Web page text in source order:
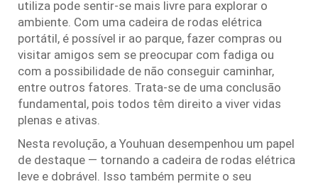
utiliza pode sentir-se mais livre para explorar o
ambiente. Com uma cadeira de rodas elétrica
portátil, é possível ir ao parque, fazer compras ou
visitar amigos sem se preocupar com fadiga ou
com a possibilidade de não conseguir caminhar,
entre outros fatores. Trata-se de uma conclusão
fundamental, pois todos têm direito a viver vidas
plenas e ativas.
Nesta revolução, a Youhuan desempenhou um papel
de destaque — tornando a cadeira de rodas elétrica
leve e dobrável. Isso também permite o seu